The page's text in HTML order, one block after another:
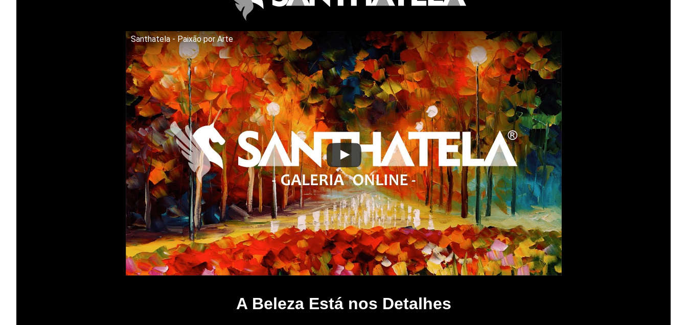
Santhatela - Paixão por Arte
A Beleza Está nos Detalhes